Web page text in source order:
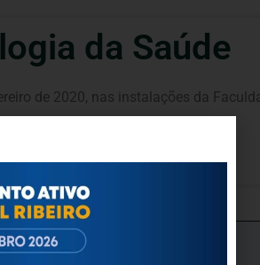
da Saúde
de 2020, nas instalações da